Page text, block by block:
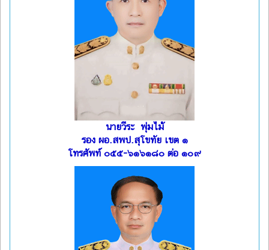
นายวีระ พุ่มไม้
รอง ผอ.สพป.สุโขทัย เขต ๑
โทรศัพท์ ๐๕๕-๖๑๖๑๘๐ ต่อ ๑๐๙